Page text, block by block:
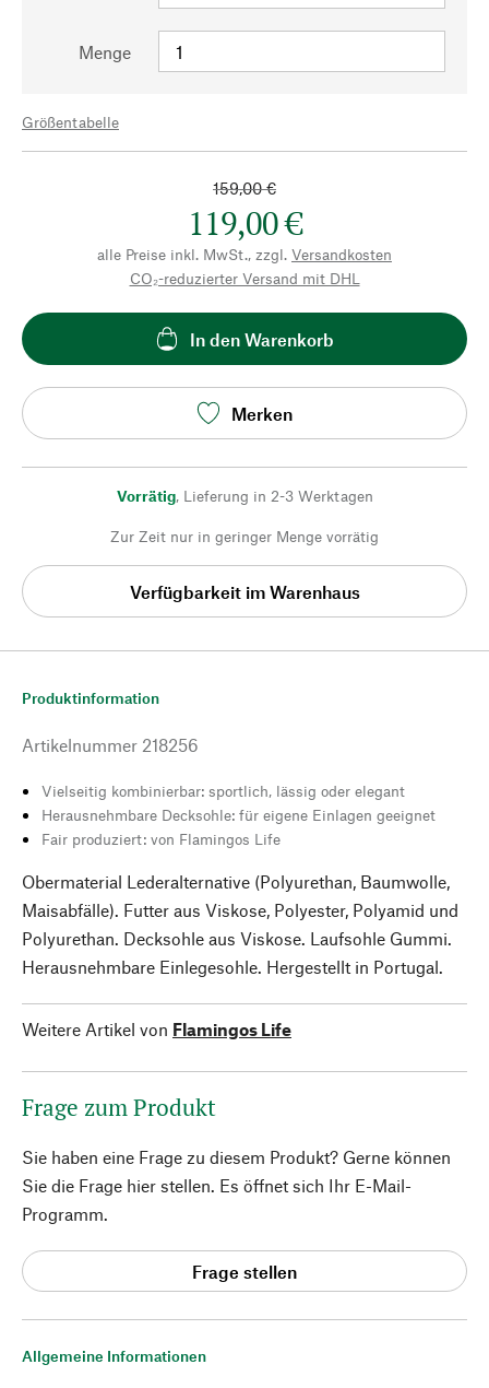
Menge
Größentabelle
159,00 €
119,00 €
alle Preise inkl. MwSt., zzgl. Versandkosten
CO₂-reduzierter Versand mit DHL
In den Warenkorb
Merken
Vorrätig, Lieferung in 2-3 Werktagen
Zur Zeit nur in geringer Menge vorrätig
Verfügbarkeit im Warenhaus
Allgemeine Informationen
Produktinformation
Artikelnummer 218256
Vielseitig kombinierbar: sportlich, lässig oder elegant
Herausnehmbare Decksohle: für eigene Einlagen geeignet
Fair produziert: von Flamingos Life
Obermaterial Lederalternative (Polyurethan, Baumwolle,
Maisabfälle). Futter aus Viskose, Polyester, Polyamid und
Polyurethan. Decksohle aus Viskose. Laufsohle Gummi.
Herausnehmbare Einlegesohle. Hergestellt in Portugal.
Weitere Artikel von Flamingos Life
Frage zum Produkt
Sie haben eine Frage zu diesem Produkt? Gerne können
Sie die Frage hier stellen. Es öffnet sich Ihr E-Mail-
Programm.
Frage stellen